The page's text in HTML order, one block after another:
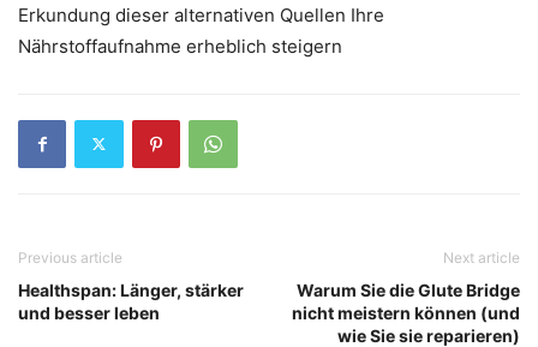
Erkundung dieser alternativen Quellen Ihre
Nährstoffaufnahme erheblich steigern
Previous article
Healthspan: Länger, stärker
und besser leben
Next article
Warum Sie die Glute Bridge
nicht meistern können (und
wie Sie sie reparieren)